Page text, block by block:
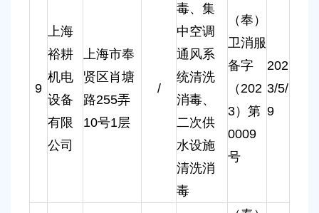
9
上海
裕耕
机电
设备
有限
公司
上海市奉
贤区肖塘
路255弄
10号1层
/
毒、集
中空调
通风系
统清洗
消毒、
二次供
水设施
清洗消
毒
（奉）
卫消服
备字
（202
3）第
0009
号
202
3/5/
9